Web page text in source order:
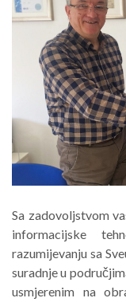
Sa zadovoljstvom
informacijske
razumijevanju sa
suradnje u
usmjerenim na